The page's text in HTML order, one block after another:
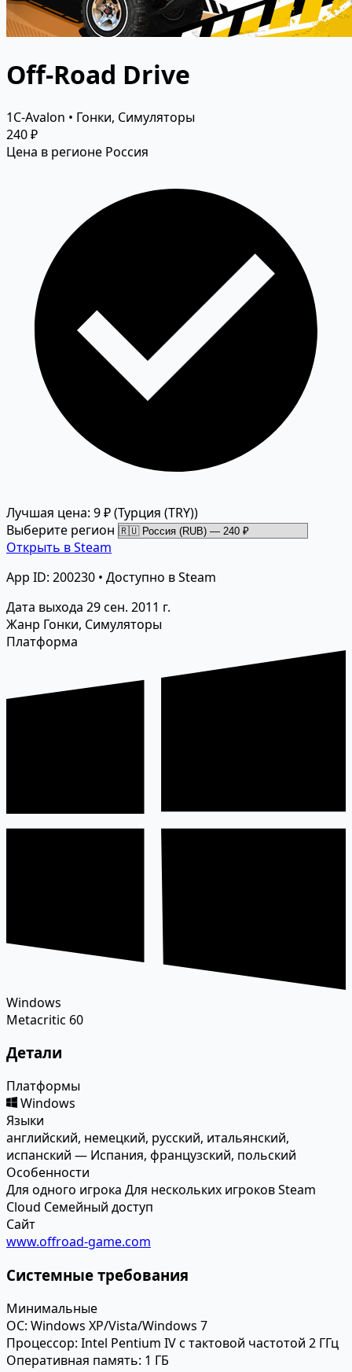
Off-Road Drive
1C-Avalon • Гонки, Симуляторы
240 ₽
Цена в регионе Россия
Лучшая цена: 9 ₽(Турция (TRY))
Выберите регион
Открыть в Steam
App ID: 200230 • Доступно в Steam
Дата выхода 29 сен. 2011 г.
Жанр Гонки, Симуляторы
Платформа
Windows
Metacritic 60
Детали
Платформы
Windows
Языки
английский, немецкий, русский, итальянский,
испанский — Испания, французский, польский
Особенности
Для одного игрока Для нескольких игроковSteam
Cloud Семейный доступ
Сайт
www.offroad-game.com
Системные требования
Минимальные
ОС: Windows XP/Vista/Windows 7
Процессор: Intel Pentium IV с тактовой частотой 2 ГГц
Оперативная память: 1 ГБ